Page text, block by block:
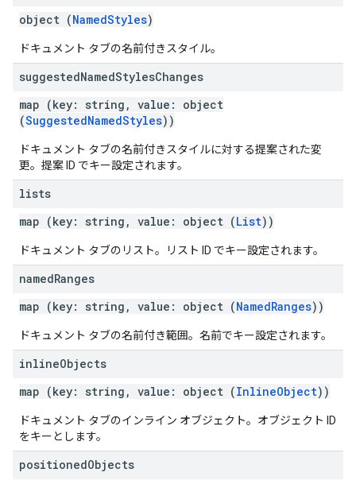
object (NamedStyles)
ドキュメント タブの名前付きスタイル。
suggestedNamedStylesChanges
map (key: string, value: object
(SuggestedNamedStyles))
ドキュメント タブの名前付きスタイルに対する提案された変
更。提案 ID でキー設定されます。
lists
map (key: string, value: object (List))
ドキュメント タブのリスト。リスト ID でキー設定されます。
namedRanges
map (key: string, value: object (NamedRanges))
ドキュメント タブの名前付き範囲。名前でキー設定されます。
inlineObjects
map (key: string, value: object (InlineObject))
ドキュメント タブのインライン オブジェクト。オブジェクト ID
をキーとします。
positionedObjects